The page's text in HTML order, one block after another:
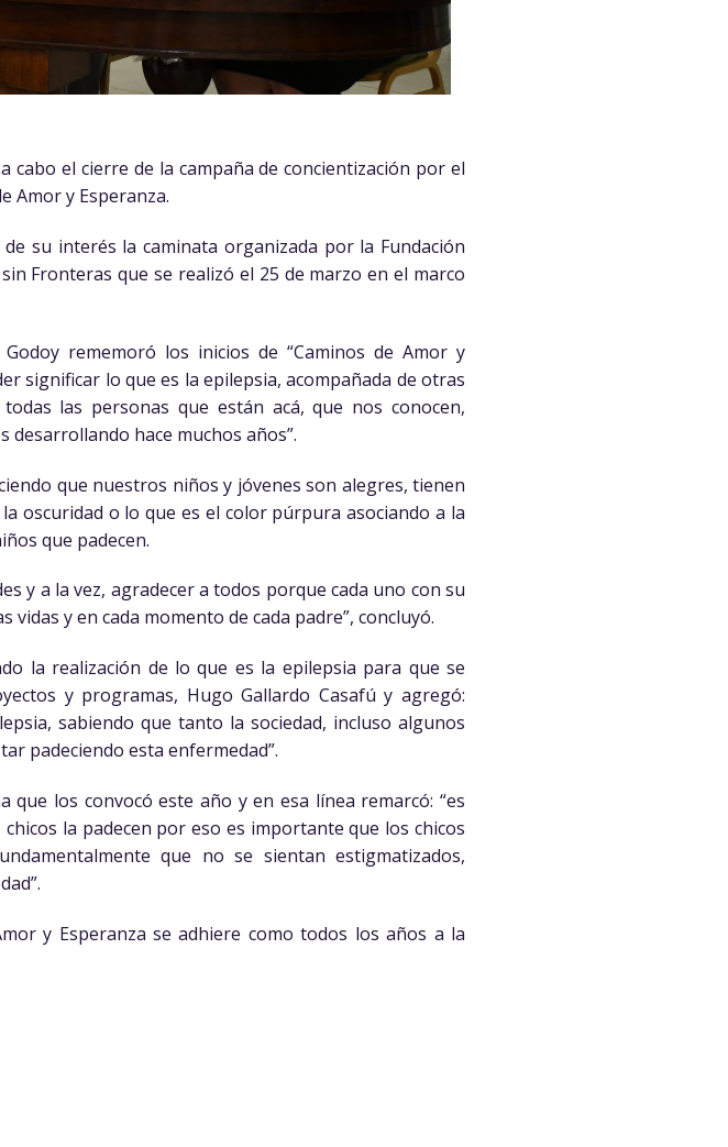
cabo el cierre de la campaña de concientización por el
Amor y Esperanza.
su interés la caminata organizada por la Fundación
Fronteras que se realizó el 25 de marzo en el marco
rememoró los inicios de “Caminos de Amor y
significar lo que es la epilepsia, acompañada de otras
las personas que están acá, que nos conocen,
hace muchos años”.
que nuestros niños y jóvenes son alegres, tienen
oscuridad o lo que es el color púrpura asociando a la
que padecen.
y a la vez, agradecer a todos porque cada uno con su
y en cada momento de cada padre”, concluyó.
la realización de lo que es la epilepsia para que se
y programas, Hugo Gallardo Casafú y agregó:
sabiendo que tanto la sociedad, incluso algunos
padeciendo esta enfermedad”.
que los convocó este año y en esa línea remarcó: “es
la padecen por eso es importante que los chicos
que no se sientan estigmatizados,
y Esperanza se adhiere como todos los años a la